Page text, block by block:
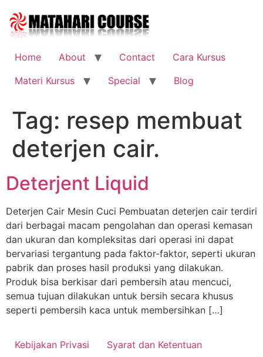
content
Home
About Contact
Cara Kursus
Materi Kursus
Special Blog
Tag: resep membuat
deterjen cair.
Deterjent Liquid
Deterjen Cair Mesin Cuci Pembuatan deterjen cair terdiri
dari berbagai macam pengolahan dan operasi kemasan
dan ukuran dan kompleksitas dari operasi ini dapat
bervariasi tergantung pada faktor-faktor, seperti ukuran
pabrik dan proses hasil produksi yang dilakukan.
Produk bisa berkisar dari pembersih atau mencuci,
semua tujuan dilakukan untuk bersih secara khusus
seperti pembersih kaca untuk membersihkan […]
Kebijakan Privasi Syarat dan Ketentuan